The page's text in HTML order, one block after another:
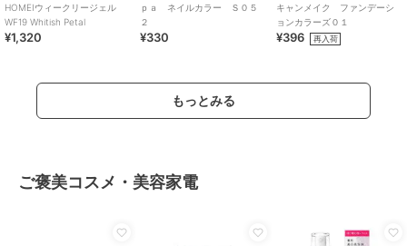
HOMEIウィークリージェル
WF19 Whitish Petal
¥1,320
ｐａ ネイルカラー Ｓ０５
２
¥330
キャンメイク ファンデーシ
ョンカラーズ０１
¥396 再入荷
もっとみる
ご褒美コスメ・美容家電